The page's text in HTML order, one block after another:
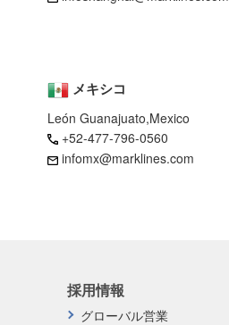
メキシコ
León Guanajuato,Mexico
+52-477-796-0560
infomx@marklines.com
採用情報
グローバル営業